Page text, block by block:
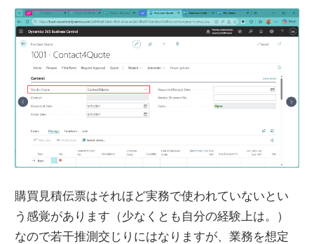
購買見積伝票はそれほど実務で使われていないとい
う感覚があります（少なくとも自分の経験上は。）
なので若干推測交じりにはなりますが、業務を想定